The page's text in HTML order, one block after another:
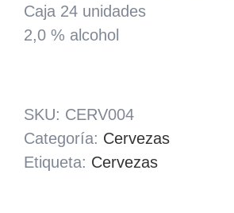
Caja 24 unidades
2,0 % alcohol
SKU: CERV004
Categoría: Cervezas
Etiqueta: Cervezas